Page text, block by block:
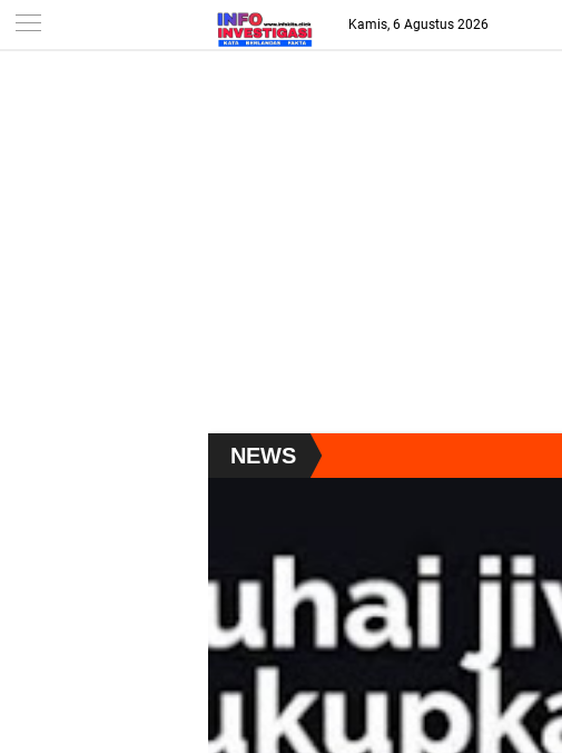
-->
Kamis, 6 Agustus 2026
NEWS